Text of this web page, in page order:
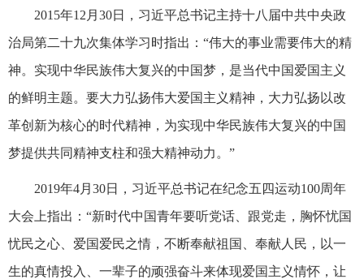
2015年12月30日，习近平总书记主持十八届中共中央政
治局第二十九次集体学习时指出：“伟大的事业需要伟大的精
神。实现中华民族伟大复兴的中国梦，是当代中国爱国主义
的鲜明主题。要大力弘扬伟大爱国主义精神，大力弘扬以改
革创新为核心的时代精神，为实现中华民族伟大复兴的中国
梦提供共同精神支柱和强大精神动力。”
2019年4月30日，习近平总书记在纪念五四运动100周年
大会上指出：“新时代中国青年要听党话、跟党走，胸怀忧国
忧民之心、爱国爱民之情，不断奉献祖国、奉献人民，以一
生的真情投入、一辈子的顽强奋斗来体现爱国主义情怀，让